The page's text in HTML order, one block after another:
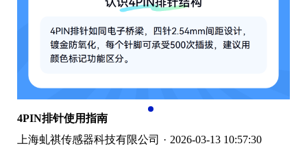
4PIN排针使用指南
上海虬祺传感器科技有限公司 · 2026-03-13 10:57:30